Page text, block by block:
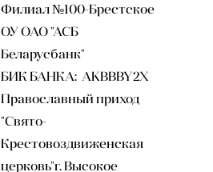
Филиал №100-Брестское
ОУ ОАО "АСБ
Беларусбанк"
БИК БАНКА: AKBBBY2X
Православный приход
"Свято-
Крестовоздвиженская
церковь"г. Высокое